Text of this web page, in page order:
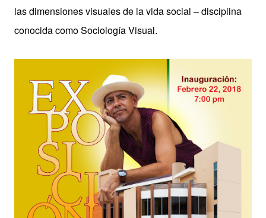
las dimensiones visuales de la vida social – disciplina
conocida como Sociología Visual.